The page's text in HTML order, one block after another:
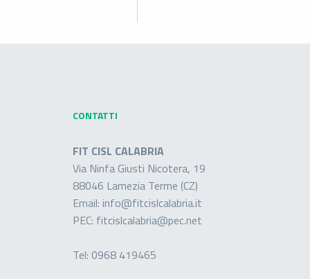
CONTATTI
FIT CISL CALABRIA
Via Ninfa Giusti Nicotera, 19
88046 Lamezia Terme (CZ)
Email: info@fitcislcalabria.it
PEC: fitcislcalabria@pec.net
Tel: 0968 419465